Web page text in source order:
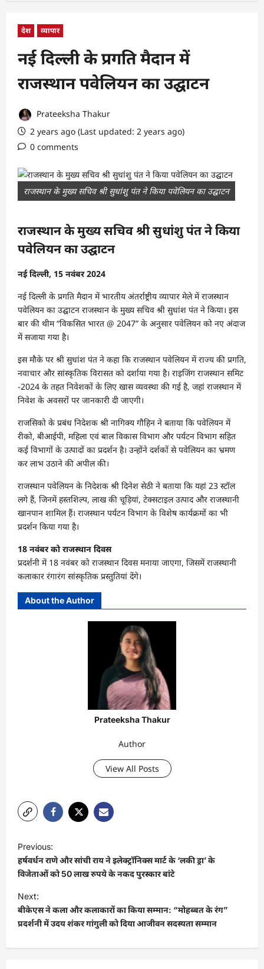
देश व्यापार
नई दिल्ली के प्रगति मैदान में
राजस्थान पवेलियन का उद्घाटन
Prateeksha Thakur
2 years ago (Last updated: 2 years ago)
0 comments
राजस्थान के मुख्य सचिव श्री सुधांशु पंत ने किया पवेलियन का उद्घाटन
राजस्थान के मुख्य सचिव श्री सुधांशु पंत ने किया
पवेलियन का उद्घाटन
नई दिल्ली, 15 नवंबर 2024
नई दिल्ली के प्रगति मैदान में भारतीय अंतर्राष्ट्रीय व्यापार मेले में राजस्थान
पवेलियन का उद्घाटन राजस्थान के मुख्य सचिव श्री सुधांश पंत ने किया। इस
बार की थीम “विकसित भारत @ 2047” के अनुसार पवेलियन को नए अंदाज
में सजाया गया है।
इस मौके पर श्री सुधांश पंत ने कहा कि राजस्थान पवेलियन में राज्य की प्रगति,
नवाचार और सांस्कृतिक विरासत को दर्शाया गया है। राइजिंग राजस्थान समिट
-2024 के तहत निवेशकों के लिए खास व्यवस्था की गई है, जहां राजस्थान में
निवेश के अवसरों पर जानकारी दी जाएगी।
राजसिको के प्रबंध निदेशक श्री नागिक्य गौहिन ने बताया कि पवेलियन में
रीको, बीआईपी, महिला एवं बाल विकास विभाग और पर्यटन विभाग सहित
कई विभागों के उत्पादों का प्रदर्शन है। उन्होंने दर्शकों से पवेलियन का भ्रमण
कर लाभ उठाने की अपील की।
राजस्थान पवेलियन के निदेशक श्री दिनेश सेठी ने बताया कि यहां 23 स्टॉल
लगे हैं, जिनमें हस्तशिल्प, लाख की चूड़ियां, टेक्सटाइल उत्पाद और राजस्थानी
खानपान शामिल हैं। राजस्थान पर्यटन विभाग के विशेष कार्यक्रमों का भी
प्रदर्शन किया गया है।
18 नवंबर को राजस्थान दिवस
प्रदर्शनी में 18 नवंबर को राजस्थान दिवस मनाया जाएगा, जिसमें राजस्थानी
कलाकार रंगारंग सांस्कृतिक प्रस्तुतियां देंगे।
About the Author
Prateeksha Thakur
Author
View All Posts
o
s
t
n
a
v
Previous:
हर्षवर्धन राणे और सांची राय ने इलेक्ट्रॉनिक्स मार्ट के ‘लकी ड्रा’ के
विजेताओं को 50 लाख रुपये के नकद पुरस्कार बांटे
Next:
बीकेएस ने कला और कलाकारों का किया सम्मान: “मोहब्बत के रंग”
प्रदर्शनी में उदय शंकर गांगुली को दिया आजीवन सदस्यता सम्मान